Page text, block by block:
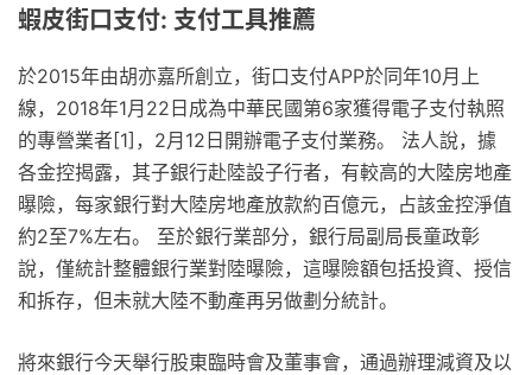
蝦皮街口支付: 支付工具推薦
於2015年由胡亦嘉所創立，街口支付APP於同年10月上
線，2018年1月22日成為中華民國第6家獲得電子支付執照
的專營業者[1]，2月12日開辦電子支付業務。 法人說，據
各金控揭露，其子銀行赴陸設子行者，有較高的大陸房地產
曝險，每家銀行對大陸房地產放款約百億元，占該金控淨值
約2至7%左右。 至於銀行業部分，銀行局副局長童政彰
說，僅統計整體銀行業對陸曝險，這曝險額包括投資、授信
和拆存，但未就大陸不動產再另做劃分統計。
將來銀行今天舉行股東臨時會及董事會，通過辦理減資及以